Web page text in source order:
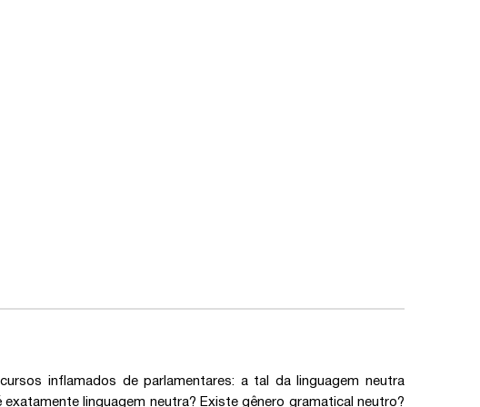
inflamados de parlamentares: a tal da linguagem neutra
linguagem neutra? Existe gênero gramatical neutro?